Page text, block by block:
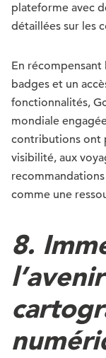
plateforme avec
détaillées sur les
En
badges et un
fonctionnalités,
mondiale
contributions ont
visibilité, aux
comme une
8.